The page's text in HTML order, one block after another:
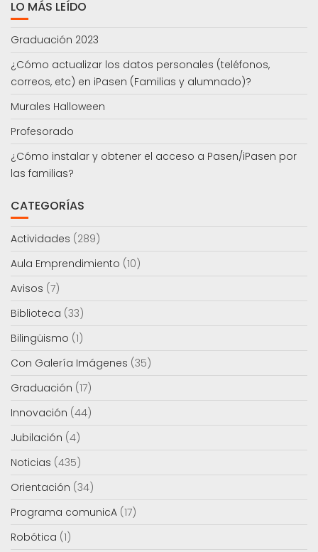
LO MÁS LEÍDO
Graduación 2023
¿Cómo actualizar los datos personales (teléfonos,
correos, etc) en iPasen (Familias y alumnado)?
Murales Halloween
Profesorado
¿Cómo instalar y obtener el acceso a Pasen/iPasen por
las familias?
CATEGORÍAS
Actividades (289)
Aula Emprendimiento (10)
Avisos (7)
Biblioteca (33)
Bilingüismo (1)
Con Galería Imágenes (35)
Graduación (17)
Innovación (44)
Jubilación (4)
Noticias (435)
Orientación (34)
Programa comunicA (17)
Robótica (1)